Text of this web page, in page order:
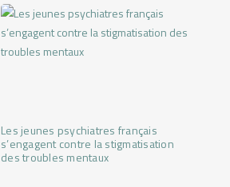
Les jeunes psychiatres français
s’engagent contre la stigmatisation
des troubles mentaux